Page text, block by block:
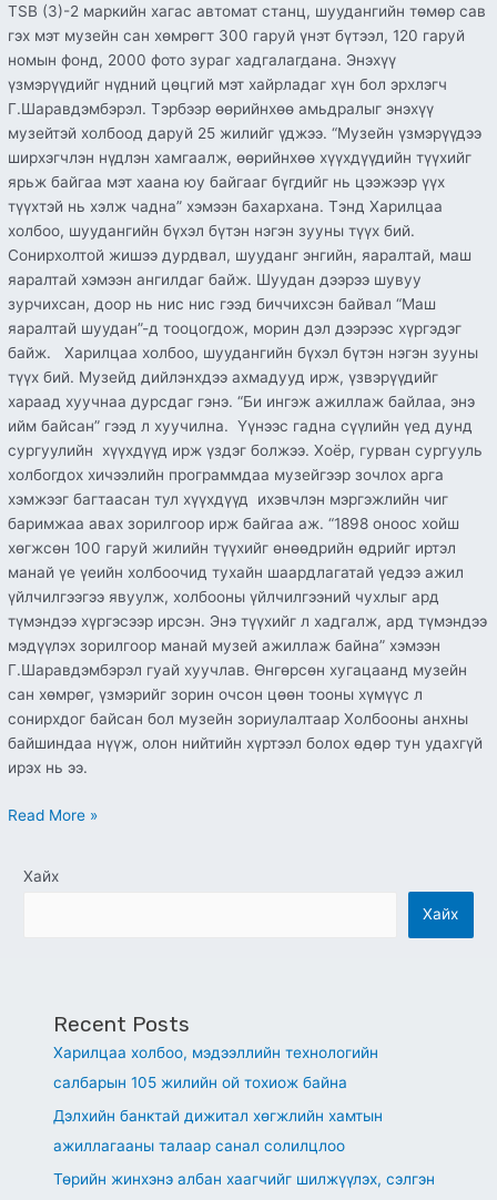
TSB (3)-2 маркийн хагас автомат станц, шуудангийн төмөр сав
гэх мэт музейн сан хөмрөгт 300 гаруй үнэт бүтээл, 120 гаруй
номын фонд, 2000 фото зураг хадгалагдана. Энэхүү
үзмэрүүдийг нүдний цөцгий мэт хайрладаг хүн бол эрхлэгч
Г.Шаравдэмбэрэл. Тэрбээр өөрийнхөө амьдралыг энэхүү
музейтэй холбоод даруй 25 жилийг үджээ. “Музейн үзмэрүүдээ
ширхэгчлэн нүдлэн хамгаалж, өөрийнхөө хүүхдүүдийн түүхийг
ярьж байгаа мэт хаана юу байгааг бүгдийг нь цээжээр үүх
түүхтэй нь хэлж чадна” хэмээн бахархана. Тэнд Харилцаа
холбоо, шуудангийн бүхэл бүтэн нэгэн зууны түүх бий.
Сонирхолтой жишээ дурдвал, шууданг энгийн, яаралтай, маш
яаралтай хэмээн ангилдаг байж. Шуудан дээрээ шувуу
зурчихсан, доор нь нис нис гээд биччихсэн байвал “Маш
яаралтай шуудан”-д тооцогдож, морин дэл дээрээс хүргэдэг
байж. Харилцаа холбоо, шуудангийн бүхэл бүтэн нэгэн зууны
түүх бий. Музейд дийлэнхдээ ахмадууд ирж, үзвэрүүдийг
хараад хуучнаа дурсдаг гэнэ. “Би ингэж ажиллаж байлаа, энэ
ийм байсан” гээд л хуучилна. Үүнээс гадна сүүлийн үед дунд
сургуулийн хүүхдүүд ирж үздэг болжээ. Хоёр, гурван сургууль
холбогдох хичээлийн программдаа музейгээр зочлох арга
хэмжээг багтаасан тул хүүхдүүд ихэвчлэн мэргэжлийн чиг
баримжаа авах зорилгоор ирж байгаа аж. “1898 оноос хойш
хөгжсөн 100 гаруй жилийн түүхийг өнөөдрийн өдрийг иртэл
манай үе үеийн холбоочид тухайн шаардлагатай үедээ ажил
үйлчилгээгээ явуулж, холбооны үйлчилгээний чухлыг ард
түмэндээ хүргэсээр ирсэн. Энэ түүхийг л хадгалж, ард түмэндээ
мэдүүлэх зорилгоор манай музей ажиллаж байна” хэмээн
Г.Шаравдэмбэрэл гуай хуучлав. Өнгөрсөн хугацаанд музейн
сан хөмрөг, үзмэрийг зорин очсон цөөн тооны хүмүүс л
сонирхдог байсан бол музейн зориулалтаар Холбооны анхны
байшиндаа нүүж, олон нийтийн хүртээл болох өдөр тун удахгүй
ирэх нь ээ.
Read More »
Хайх
Хайх
Recent Posts
Харилцаа холбоо, мэдээллийн технологийн
салбарын 105 жилийн ой тохиож байна
Дэлхийн банктай дижитал хөгжлийн хамтын
ажиллагааны талаар санал солилцлоо
Төрийн жинхэнэ албан хаагчийг шилжүүлэх, сэлгэн